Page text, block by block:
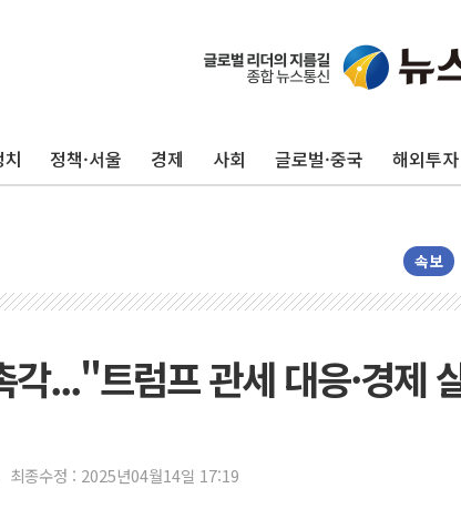
치 정책·서울 경제 사회 글로벌·중국 해외투자
속보
..."트럼프 관세 대응·경제
최종수정 : 2025년04월14일 17:19